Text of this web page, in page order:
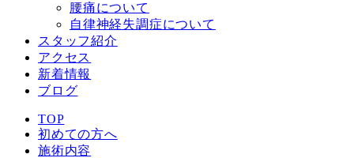
腰痛について
自律神経失調症について
スタッフ紹介
アクセス
新着情報
ブログ
TOP
初めての方へ
施術内容